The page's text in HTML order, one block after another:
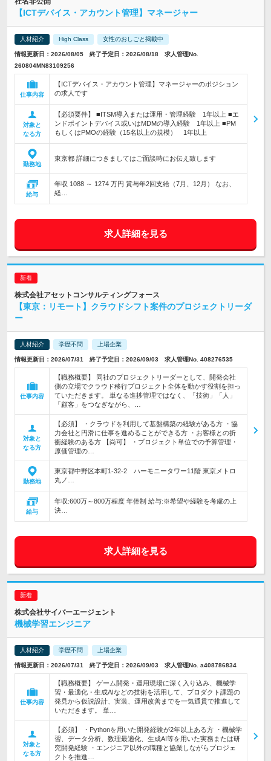
【ICTデバイス・アカウント管理】マネージャー
人材紹介 High Class 女性のおしごと掲載中
情報更新日：2026/08/05 終了予定日：2026/08/18 求人管理No.
260804MN83109256
仕事内容
【ICTデバイス・アカウント管理】マネージャーのポジション
の求人です
対象と
なる方
【必須要件】 ■ITSM導入または運用・管理経験 1年以上 ■エ
ンドポイントデバイス或いはMDMの導入経験 1年以上 ■PM
もしくはPMOの経験（15名以上の規模） 1年以上
勤務地
東京都 詳細につきましてはご面談時にお伝え致します
給与
年収 1088 ～ 1274 万円 賞与年2回支給（7月、12月） なお、
経…
求人詳細を見る
株式会社アセットコンサルティングフォース
【東京：リモート】クラウドシフト案件のプロジェクトリーダ
ー
人材紹介 学歴不問 上場企業
情報更新日：2026/07/31 終了予定日：2026/09/03 求人管理No. 408276535
仕事内容
【職務概要】 同社のプロジェクトリーダーとして、開発会社
側の立場でクラウド移行プロジェクト全体を動かす役割を担っ
ていただきます。 単なる進捗管理ではなく、「技術」「人」
「顧客」をつなぎながら、…
対象と
なる方
【必須】 ・クラウドを利用して基盤構築の経験がある方 ・協
力会社と円滑に仕事を進めることができる方 ・お客様との折
衝経験のある方 【尚可】 ・プロジェクト単位での予算管理・
原価管理の…
勤務地
東京都中野区本町1-32-2 ハーモニータワー11階 東京メトロ
丸ノ…
給与
年収:600万～800万程度 年俸制 給与:※希望や経験を考慮の上
決…
求人詳細を見る
株式会社サイバーエージェント
機械学習エンジニア
人材紹介 学歴不問 上場企業
情報更新日：2026/07/31 終了予定日：2026/09/03 求人管理No. a408786834
仕事内容
【職務概要】 ゲーム開発・運用現場に深く入り込み、機械学
習・最適化・生成AIなどの技術を活用して、プロダクト課題の
発見から仮説設計、実装、運用改善までを一気通貫で推進して
いただきます。 単…
対象と
なる方
【必須】 ・Pythonを用いた開発経験が2年以上ある方 ・機械学
習、データ分析、数理最適化、生成AI等を用いた実務または研
究開発経験 ・エンジニア以外の職種と協業しながらプロジェ
クトを推進…